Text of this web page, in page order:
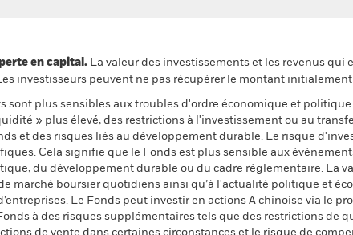
en capital. La valeur des investissements et les revenus qui
investisseurs peuvent ne pas récupérer le montant
sont plus sensibles aux troubles d'ordre économique et
» plus élevé, des restrictions à l'investissement ou au
et des risques liés au développement durable. Le risque
Cela signifie que le Fonds est plus sensible aux
du développement durable ou du cadre réglementaire. La
marché boursier quotidiens ainsi qu’à l'actualité politique et
Le Fonds peut investir en actions A chinoise via le
à des risques supplémentaires tels que des restrictions de
de vente dans certaines circonstances et le risque de